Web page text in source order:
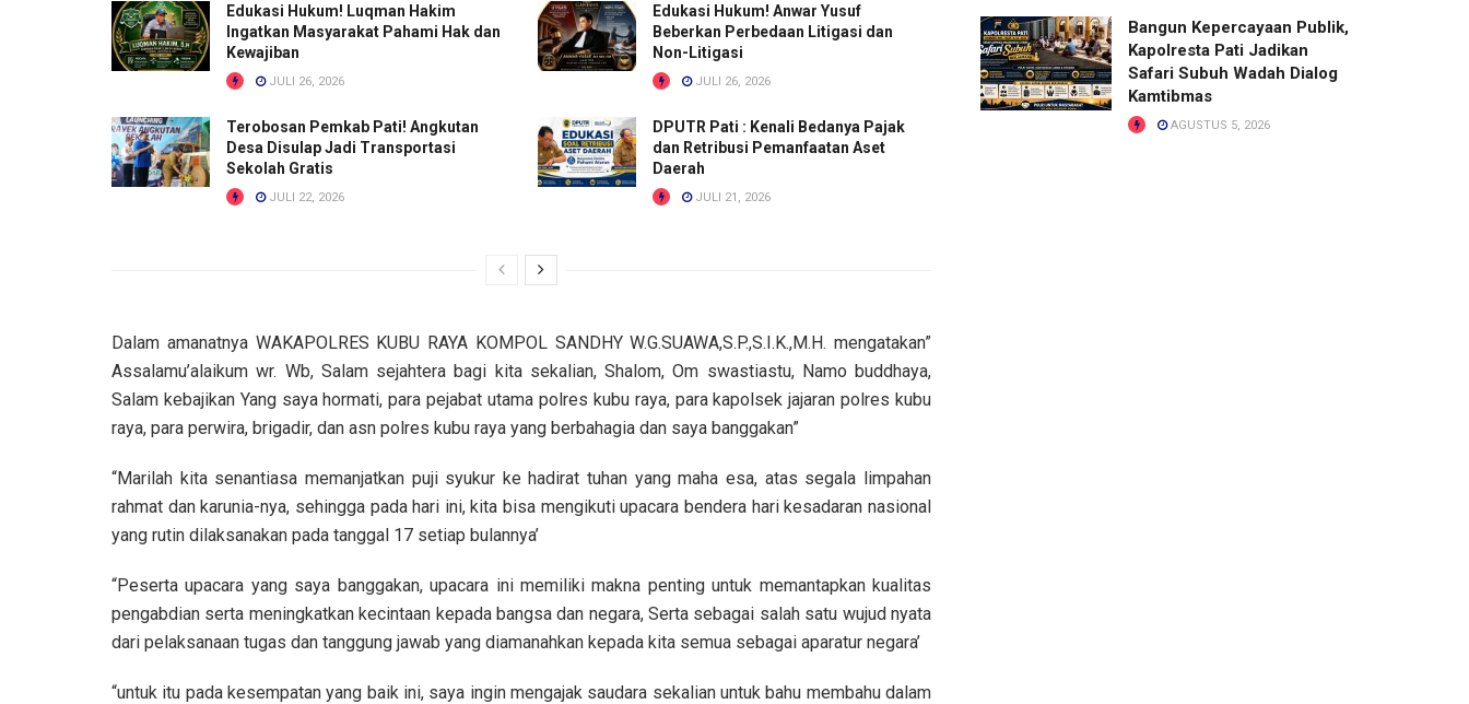
Edukasi Hukum! Luqman Hakim
Ingatkan Masyarakat Pahami Hak dan
Kewajiban
JULI 26, 2026
Edukasi Hukum! Anwar Yusuf
Beberkan Perbedaan Litigasi dan
Non-Litigasi
JULI 26, 2026
Terobosan Pemkab Pati! Angkutan
Desa Disulap Jadi Transportasi
Sekolah Gratis
JULI 22, 2026
DPUTR Pati : Kenali Bedanya Pajak
dan Retribusi Pemanfaatan Aset
Daerah
JULI 21, 2026
Dalam amanatnya WAKAPOLRES KUBU RAYA KOMPOL SANDHY W.G.SUAWA,S.P.,S.I.K.,M.H. mengatakan”
Assalamu’alaikum wr. Wb, Salam sejahtera bagi kita sekalian, Shalom, Om swastiastu, Namo buddhaya,
Salam kebajikan Yang saya hormati, para pejabat utama polres kubu raya, para kapolsek jajaran polres kubu
raya, para perwira, brigadir, dan asn polres kubu raya yang berbahagia dan saya banggakan”
“Marilah kita senantiasa memanjatkan puji syukur ke hadirat tuhan yang maha esa, atas segala limpahan
rahmat dan karunia-nya, sehingga pada hari ini, kita bisa mengikuti upacara bendera hari kesadaran nasional
yang rutin dilaksanakan pada tanggal 17 setiap bulannya’
“Peserta upacara yang saya banggakan, upacara ini memiliki makna penting untuk memantapkan kualitas
pengabdian serta meningkatkan kecintaan kepada bangsa dan negara, Serta sebagai salah satu wujud nyata
dari pelaksanaan tugas dan tanggung jawab yang diamanahkan kepada kita semua sebagai aparatur negara’
“untuk itu pada kesempatan yang baik ini, saya ingin mengajak saudara sekalian untuk bahu membahu dalam
Bangun Kepercayaan Publik,
Kapolresta Pati Jadikan
Safari Subuh Wadah Dialog
Kamtibmas
AGUSTUS 5, 2026